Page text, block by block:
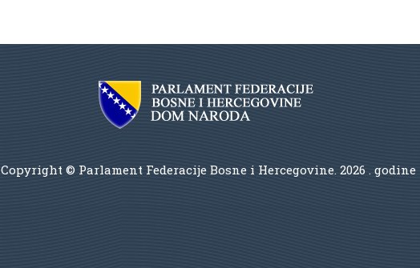
Copyright © Parlament Federacije Bosne i Hercegovine. 2026 . godine